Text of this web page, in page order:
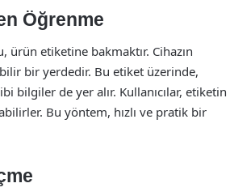
Öğrenme
etiketine bakmaktır. Cihazın
bir yerdedir. Bu etiket üzerinde,
bilgiler de yer alır. Kullanıcılar, etiketin
Bu yöntem, hızlı ve pratik bir